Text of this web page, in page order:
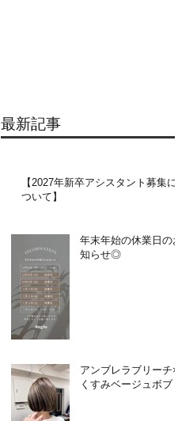
最新記事
【2027年新卒アシスタント募集に
ついて】​​
年末年始の休業日のお
知らせ◎
アンブレラブリーチ×
くすみベージュボブ